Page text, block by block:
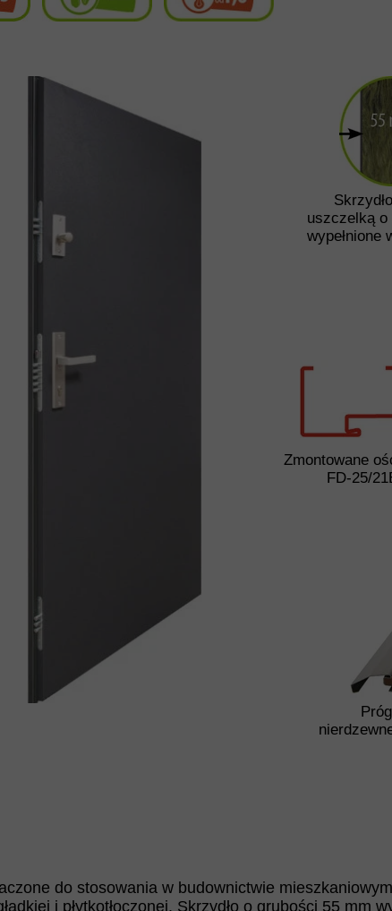
Zmontowane
FD-25/
uszczelką o
wypełnione
do stosowania w budownictwie
i płytkotłoczonej. Skrzydło o grubości 55 mm